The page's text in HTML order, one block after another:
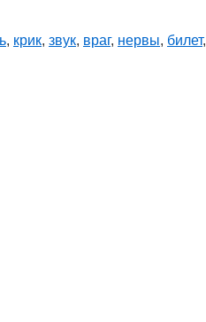
, крик, звук, враг, нервы, билет,